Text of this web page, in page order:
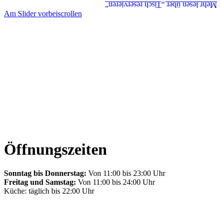
Mehr lesen über „Tisch reservieren“
Am Slider vorbeiscrollen
Öffnungszeiten
Sonntag bis Donnerstag: Von 11:00 bis 23:00 Uhr
Freitag und Samstag: Von 11:00 bis 24:00 Uhr
Küche: täglich bis 22:00 Uhr